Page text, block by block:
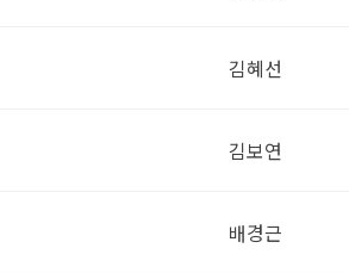
김혜선
김보연
배경근